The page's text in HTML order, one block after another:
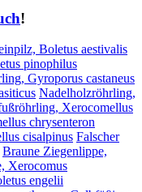
!
Boletus aestivalis
pinophilus
Gyroporus castaneus
Nadelholzröhrling,
Xerocomellus
chrysenteron
cisalpinus Falscher
Braune Ziegenlippe,
Xerocomus
engelii